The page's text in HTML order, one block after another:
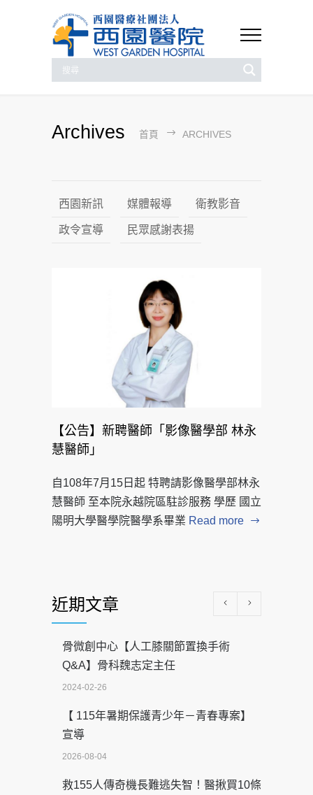
Archives 首頁 ARCHIVES
西園新訊 媒體報導 衛教影音
政令宣導 民眾感謝表揚
【公告】新聘醫師「影像醫學部 林永
慧醫師」
自108年7月15日起 特聘請影像醫學部林永
慧醫師 至本院永越院區駐診服務 學歷 國立
陽明大學醫學院醫學系畢業 Read more
近期文章
骨微創中心【人工膝關節置換手術
Q&A】骨科魏志定主任
2024-02-26
【 115年暑期保護青少年－青春專案】
宣導
2026-08-04
救155人傳奇機長難逃失智！醫揪買10條